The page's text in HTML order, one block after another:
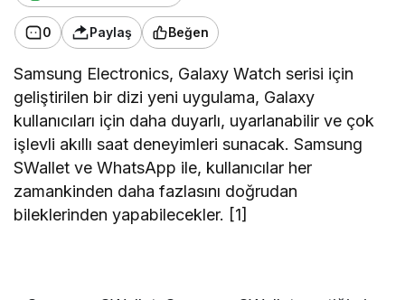
0 Paylaş Beğen
Samsung Electronics, Galaxy Watch serisi için
geliştirilen bir dizi yeni uygulama, Galaxy
kullanıcıları için daha duyarlı, uyarlanabilir ve çok
işlevli akıllı saat deneyimleri sunacak. Samsung
SWallet ve WhatsApp ile, kullanıcılar her
zamankinden daha fazlasını doğrudan
bileklerinden yapabilecekler. [1]